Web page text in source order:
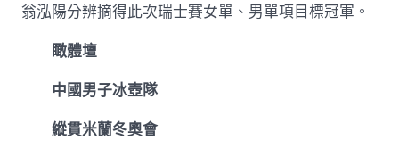
翁泓陽分辨摘得此次瑞士賽女單、男單項目標冠軍。
瞰體壇
中國男子冰壺隊
縱貫米蘭冬奧會